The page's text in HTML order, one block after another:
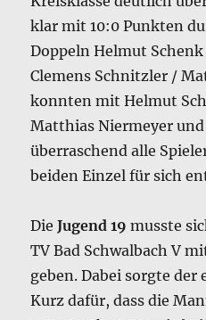
klar mit 10:0 Punkten
Doppeln Helmut
Clemens Schnitzler /
konnten mit Helmut
Matthias Niermeyer
überraschend alle
beiden Einzel für sich
DieJugend 19 musste
TV Bad Schwalbach V
geben. Dabei sorgte der
Kurz dafür, dass die